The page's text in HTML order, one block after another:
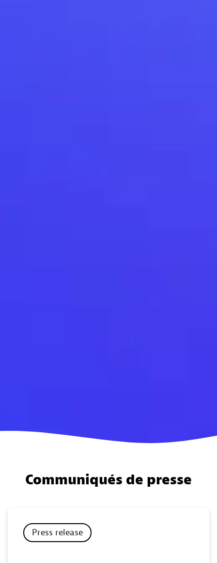
Communiqués de presse
Press release